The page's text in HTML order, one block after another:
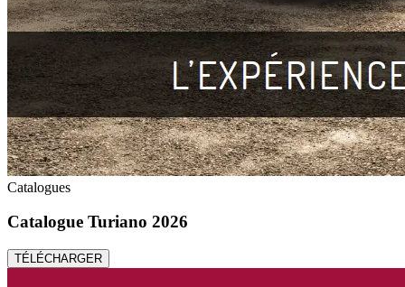
Catalogues
Catalogue Turiano 2026
TÉLÉCHARGER